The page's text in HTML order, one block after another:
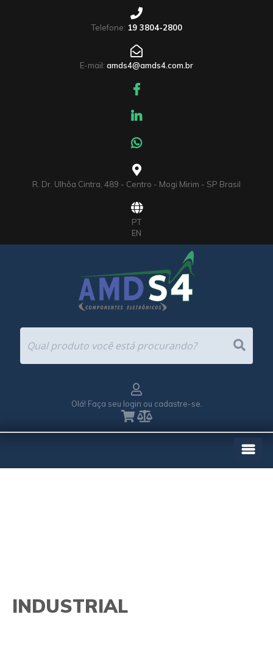
Telefone: 19 3804-2800
E-mail: amds4@amds4.com.br
R. Dr. Ulhôa Cintra, 489 - Centro - Mogi Mirim - SP Brasil
PT
EN
Olá! Faça seu login ou cadastre-se.
PESQUISA AVANÇADA
LEM
GMC-I PROSYS
NK TECHNOLOGIES SOLUÇÕES
INDUSTRIAL